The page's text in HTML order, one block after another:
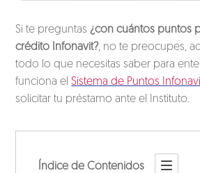
Si te preguntas¿con cuántos puntos
crédito Infonavit?, no te preocupes,
todo lo que necesitas saber para
funciona elSistema de Puntos
solicitar tu préstamo ante el Instituto.
Índice de Contenidos